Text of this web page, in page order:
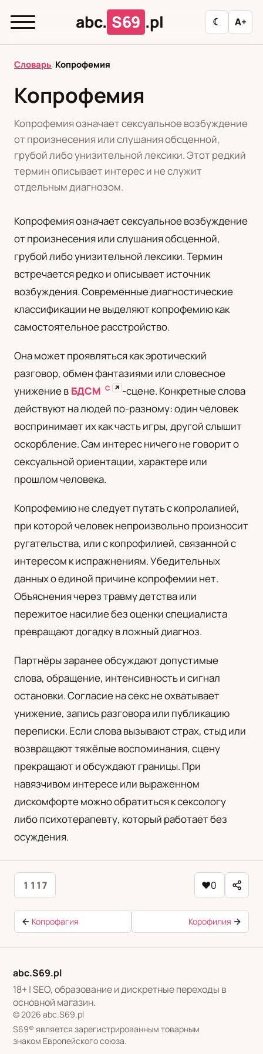
abc. S69 .pl ☾ A+
abc.
Л
М Н О П Р С Т
У
Ф
Ц Ш Э
PL
Polski
RU
Русский
Українська
Словарь/Копрофемия
Копрофемия
Копрофемия означает сексуальное возбуждение
от произнесения или слушания обсценной,
грубой либо унизительной лексики. Этот редкий
термин описывает интерес и не служит
отдельным диагнозом.
Копрофемия означает сексуальное возбуждение
от произнесения или слушания обсценной,
грубой либо унизительной лексики. Термин
встречается редко и описывает источник
возбуждения. Современные диагностические
классификации не выделяют копрофемию как
самостоятельное расстройство.
Она может проявляться как эротический
разговор, обмен фантазиями или словесное
унижение в БДСМ С ↗ -сцене. Конкретные слова
действуют на людей по-разному: один человек
воспринимает их как часть игры, другой слышит
оскорбление. Сам интерес ничего не говорит о
сексуальной ориентации, характере или
прошлом человека.
Копрофемию не следует путать с копролалией,
при которой человек непроизвольно произносит
ругательства, или с копрофилией, связанной с
интересом к испражнениям. Убедительных
данных о единой причине копрофемии нет.
Объяснения через травму детства или
пережитое насилие без оценки специалиста
превращают догадку в ложный диагноз.
Партнёры заранее обсуждают допустимые
слова, обращение, интенсивность и сигнал
остановки. Согласие на секс не охватывает
унижение, запись разговора или публикацию
переписки. Если слова вызывают страх, стыд или
возвращают тяжёлые воспоминания, сцену
прекращают и обсуждают границы. При
навязчивом интересе или выраженном
дискомфорте можно обратиться к сексологу
либо психотерапевту, который работает без
осуждения.
1 117 ♥0
Копрофагия Корофилия
abc.S69.pl
18+ | SEO, образование и дискретные переходы в
основной магазин.
© 2026 abc.S69.pl
S69® является зарегистрированным товарным
знаком Европейского союза.